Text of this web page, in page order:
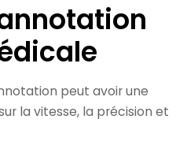
peut avoir une
la vitesse, la précision et